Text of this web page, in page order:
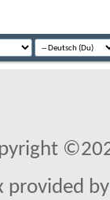
provided by